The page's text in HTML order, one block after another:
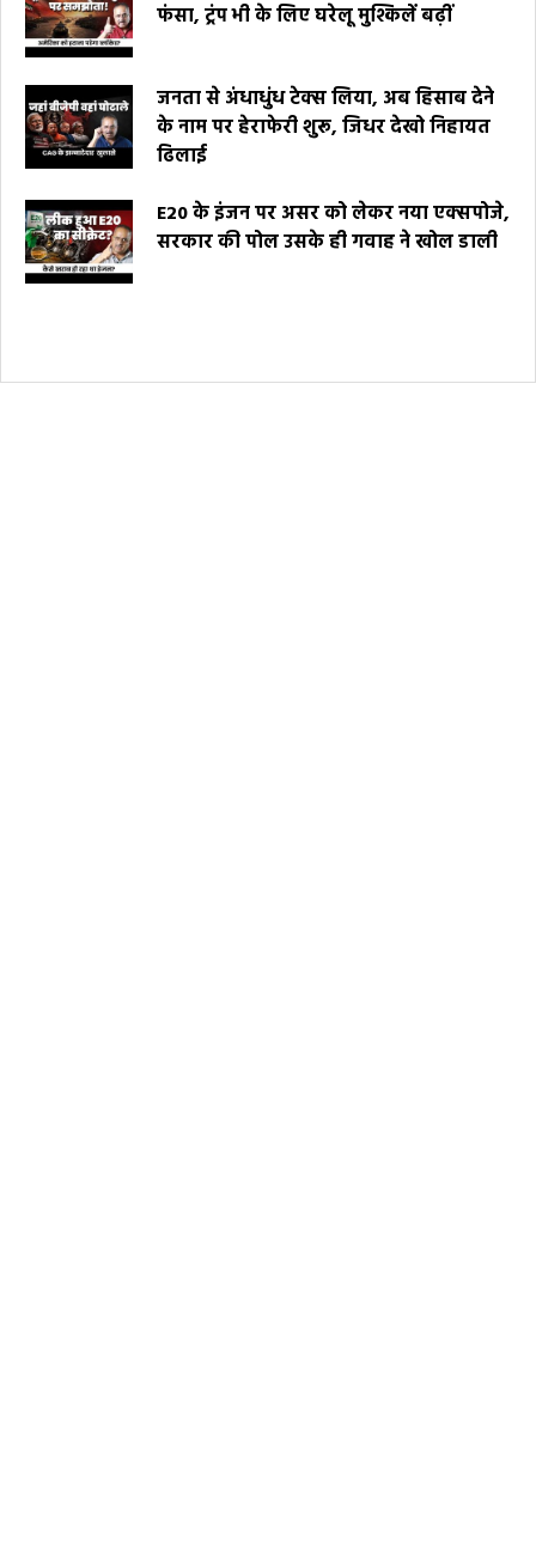
फंसा, ट्रंप भी के लिए घरेलू मुश्किलें बढ़ीं
जनता से अंधाधुंध टेक्स लिया, अब हिसाब देने
के नाम पर हेराफेरी शुरू, जिधर देखो निहायत
ढिलाई
E20 के इंजन पर असर को लेकर नया एक्सपोजे,
सरकार की पोल उसके ही गवाह ने खोल डाली